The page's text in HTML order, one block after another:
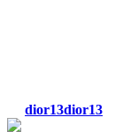
dior13dior13